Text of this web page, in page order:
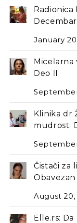
Radionica
January
Micelarna
Deo II
Klinika dr
mudrost:
Čistači za
August 20,
Elle.rs: